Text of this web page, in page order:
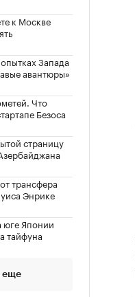
к Москве
Запада
авантюры»
Что
Безоса
страницу
трансфера
Энрике
юге Японии
тайфуна
еще